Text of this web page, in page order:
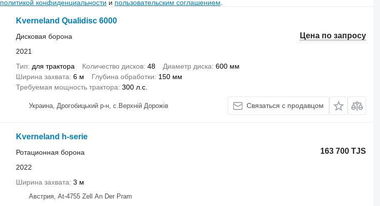
политикой конфиденциальности и пользовательским соглашением
Kverneland Qualidisc 6000
Цена по запросу
Дисковая борона
2021
Тип
для трактора Количество дисков 48 Диаметр диска 600 мм
Ширина захвата 6 м Глубина обработки
150 мм
Требуемая мощность трактора 300 л.с.
Украина, Дрогобицький р-н, с.Верхній Дорожів Связаться с продавцом
Kverneland h-serie
163 700 TJS
Ротационная борона
2022
Ширина захвата 3 м
Австрия, At-4755 Zell An Der Pram